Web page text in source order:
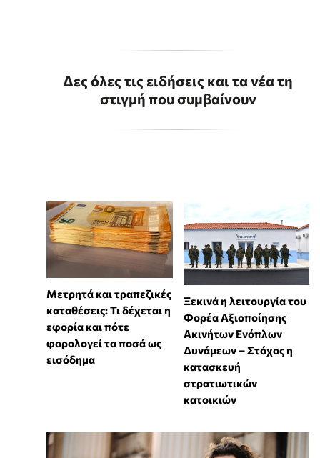
Δες όλες τις ειδήσεις και τα νέα τη
στιγμή που συμβαίνουν
Μετρητά και τραπεζικές
καταθέσεις: Τι δέχεται η
εφορία και πότε
φορολογεί τα ποσά ως
εισόδημα
Ξεκινά η λειτουργία του
Φορέα Αξιοποίησης
Ακινήτων Ενόπλων
Δυνάμεων – Στόχος η
κατασκευή
στρατιωτικών
κατοικιών